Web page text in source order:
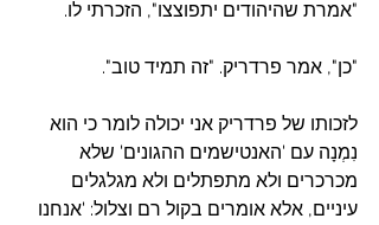
"אמרת שהיהודים יתפוצצו", הזכרתי לו.
"כן", אמר פרדריק. "זה תמיד טוב".
לזכותו של פרדריק אני יכולה לומר כי הוא
נִמְנָה עם 'האנטישמים ההגונים' שלא
מכרכרים ולא מתפתלים ולא מגלגלים
עיניים, אלא אומרים בקול רם וצלול: 'אנחנו